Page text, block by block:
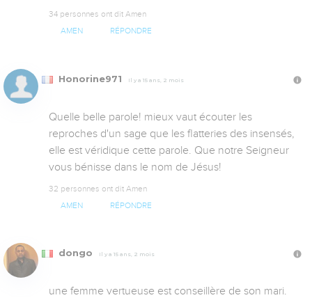
34 personnes ont dit Amen
AMEN RÉPONDRE
Honorine971 Il y a 15 ans, 2 mois
Quelle belle parole! mieux vaut écouter les
reproches d'un sage que les flatteries des insensés,
elle est véridique cette parole. Que notre Seigneur
vous bénisse dans le nom de Jésus!
32 personnes ont dit Amen
AMEN RÉPONDRE
dongo Il y a 15 ans, 2 mois
une femme vertueuse est conseillère de son mari.